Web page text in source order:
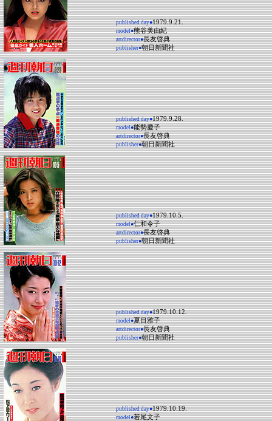
published day●1979.9.21.
model●熊谷美由紀
artdirector●長友啓典
publisher●朝日新聞社
published day●1979.9.28.
model●能勢慶子
artdirector●長友啓典
publisher●朝日新聞社
published day●1979.10.5.
model●仁和令子
artdirector●長友啓典
publisher●朝日新聞社
published day●1979.10.12.
model●夏目雅子
artdirector●長友啓典
publisher●朝日新聞社
published day●1979.10.19.
model●若尾文子